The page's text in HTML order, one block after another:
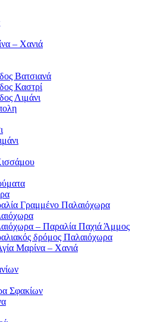
– Χανιά
Βατσιανά
Καστρί
Λιμάνι
Γραμμένο Παλαιόχωρα
– Παραλία Παχιά Άμμος
δρόμος Παλαιόχωρα
Μαρίνα – Χανιά
Σφακίων